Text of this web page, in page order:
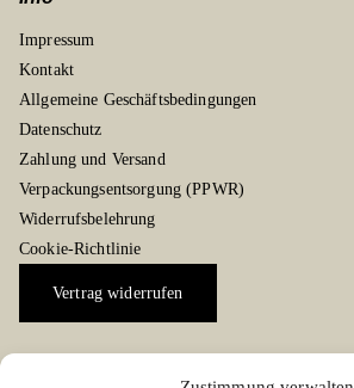
Impressum
Kontakt
Allgemeine Geschäftsbedingungen
Datenschutz
Zahlung und Versand
Verpackungsentsorgung (PPWR)
Widerrufsbelehrung
Cookie-Richtlinie
Vertrag widerrufen